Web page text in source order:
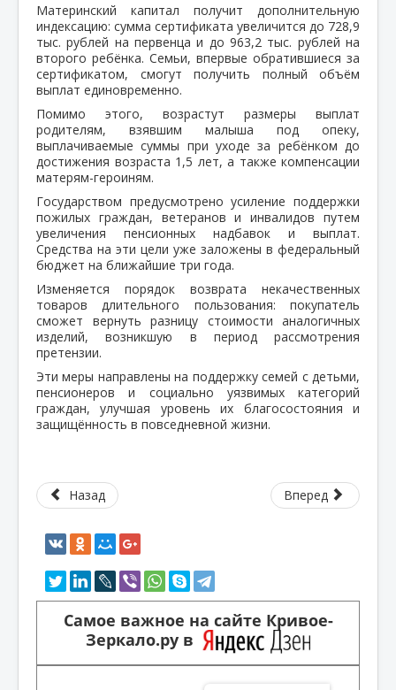
Материнский капитал получит дополнительную
индексацию: сумма сертификата увеличится до 728,9
тыс. рублей на первенца и до 963,2 тыс. рублей на
второго ребёнка. Семьи, впервые обратившиеся за
сертификатом, смогут получить полный объём
выплат единовременно.
Помимо этого, возрастут размеры выплат
родителям, взявшим малыша под опеку,
выплачиваемые суммы при уходе за ребёнком до
достижения возраста 1,5 лет, а также компенсации
матерям-героиням.
Государством предусмотрено усиление поддержки
пожилых граждан, ветеранов и инвалидов путем
увеличения пенсионных надбавок и выплат.
Средства на эти цели уже заложены в федеральный
бюджет на ближайшие три года.
Изменяется порядок возврата некачественных
товаров длительного пользования: покупатель
сможет вернуть разницу стоимости аналогичных
изделий, возникшую в период рассмотрения
претензии.
Эти меры направлены на поддержку семей с детьми,
пенсионеров и социально уязвимых категорий
граждан, улучшая уровень их благосостояния и
защищённость в повседневной жизни.
Назад Вперед
Самое важное на сайте Кривое-
Зеркало.ру в